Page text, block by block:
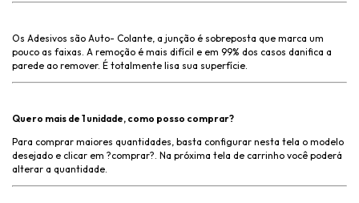
Os Adesivos são Auto- Colante, a junção é sobreposta que marca um
pouco as faixas. A remoção é mais difícil e em 99% dos casos danifica a
parede ao remover. É totalmente lisa sua superfície.
Quero mais de 1 unidade, como posso comprar?
Para comprar maiores quantidades, basta configurar nesta tela o modelo
desejado e clicar em ?comprar?. Na próxima tela de carrinho você poderá
alterar a quantidade.